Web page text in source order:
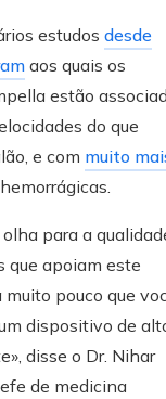
estudos desde
aos quais os
estão
do que
e com muito
para a
que apoiam este
pouco que
dispositivo de
disse o Dr. Nihar
de medicina